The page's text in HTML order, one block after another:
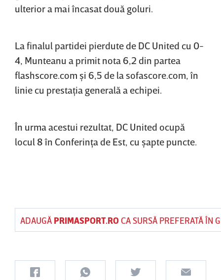
ulterior a mai încasat două goluri.
La finalul partidei pierdute de DC United cu 0-
4, Munteanu a primit nota 6,2 din partea
flashscore.com şi 6,5 de la sofascore.com, în
linie cu prestaţia generală a echipei.
În urma acestui rezultat, DC United ocupă
locul 8 în Conferinţa de Est, cu şapte puncte.
ADAUGĂ PRIMASPORT.ROCA SURSĂ PREFERATĂ ÎN